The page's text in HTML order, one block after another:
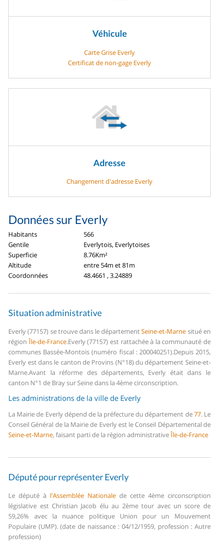
Véhicule
Carte Grise Everly
Certificat de non-gage Everly
Adresse
Changement d'adresse Everly
Données sur Everly
Habitants
566
Gentile
Everlytois, Everlytoises
Superficie
8.76Km²
Altitude
entre 54m et 81m
Coordonnées
48.4661 , 3.24889
Situation administrative
Everly (77157) se trouve dans le départementSeine-et-Marne situé en
région Île-de-France.Everly (77157) est rattachée à la communauté de
communes Bassée-Montois (numéro fiscal : 200040251).Depuis 2015,
Everly est dans le canton de Provins (N°18) du département Seine-et-
Marne.Avant la réforme des départements, Everly était dans le
canton N°1 de Bray sur Seine dans la 4ème circonscription.
Les administrations de la ville de Everly
La Mairie de Everly dépend de la préfecture du département de77.Le
Conseil Général de la Mairie de Everly est le Conseil Départemental de
Seine-et-Marne, faisant parti de la région administrativeÎle-de-France
Député pour représenter Everly
Le député à l'Assemblée Nationale de cette 4ème circonscription
législative est Christian Jacob élu au 2ème tour avec un score de
59,26% avec la nuance politique Union pour un Mouvement
Populaire (UMP). (date de naissance : 04/12/1959, profession : Autre
profession)